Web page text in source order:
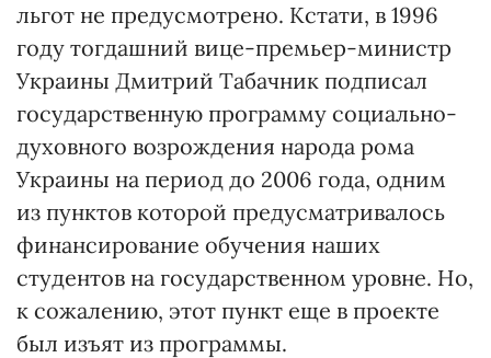
льгот не предусмотрено. Кстати, в 1996
году тогдашний вице-премьер-министр
Украины Дмитрий Табачник подписал
государственную программу социально-
духовного возрождения народа рома
Украины на период до 2006 года, одним
из пунктов которой предусматривалось
финансирование обучения наших
студентов на государственном уровне. Но,
к сожалению, этот пункт еще в проекте
был изъят из программы.